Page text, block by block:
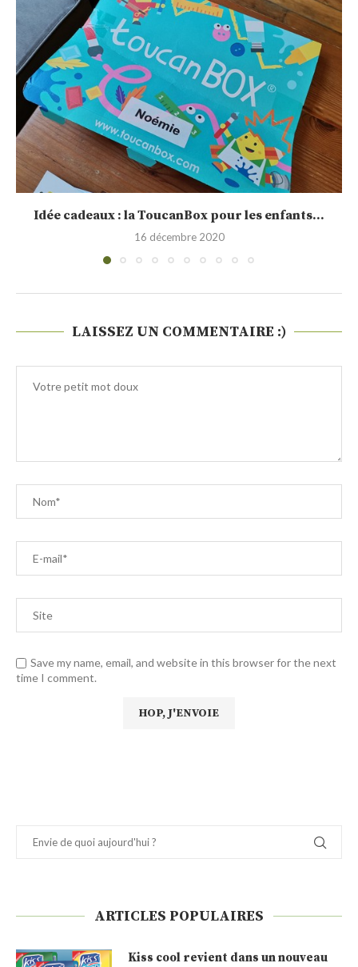
cadeaux : la ToucanBox pour les enfants...
16 décembre 2020
LAISSEZ UN COMMENTAIRE :)
Save my name, email, and website in this browser for the next
time I comment.
ARTICLES POPULAIRES
Kiss cool revient dans un nouveau